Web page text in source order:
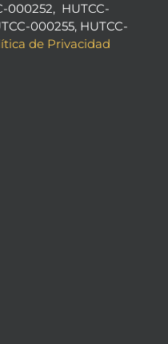
000252, HUTCC-
000255, HUTCC-
de Privacidad